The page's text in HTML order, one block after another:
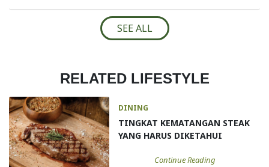
SEE ALL
RELATED LIFESTYLE
DINING
TINGKAT KEMATANGAN STEAK
YANG HARUS DIKETAHUI
Continue Reading